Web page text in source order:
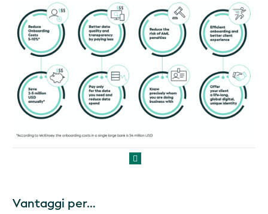
Vantaggi per…